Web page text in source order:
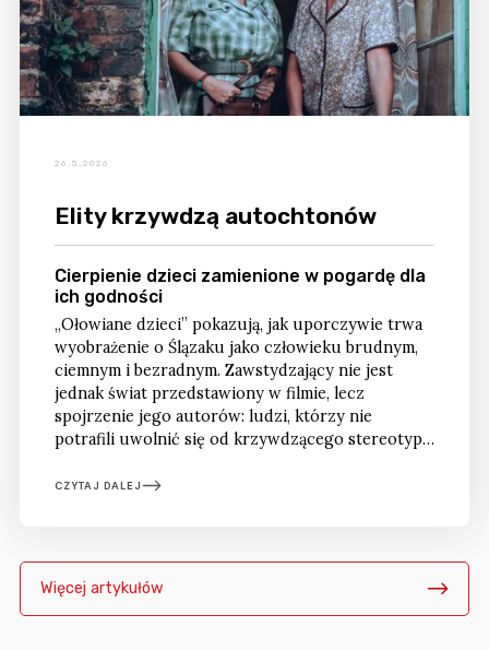
26.5.2026
Elity krzywdzą autochtonów
Cierpienie dzieci zamienione w pogardę dla
ich godności
„Ołowiane dzieci” pokazują, jak uporczywie trwa
wyobrażenie o Ślązaku jako człowieku brudnym,
ciemnym i bezradnym. Zawstydzający nie jest
jednak świat przedstawiony w filmie, lecz
spojrzenie jego autorów: ludzi, którzy nie
potrafili uwolnić się od krzywdzącego stereotypu
CZYTAJ DALEJ
Więcej artykułów